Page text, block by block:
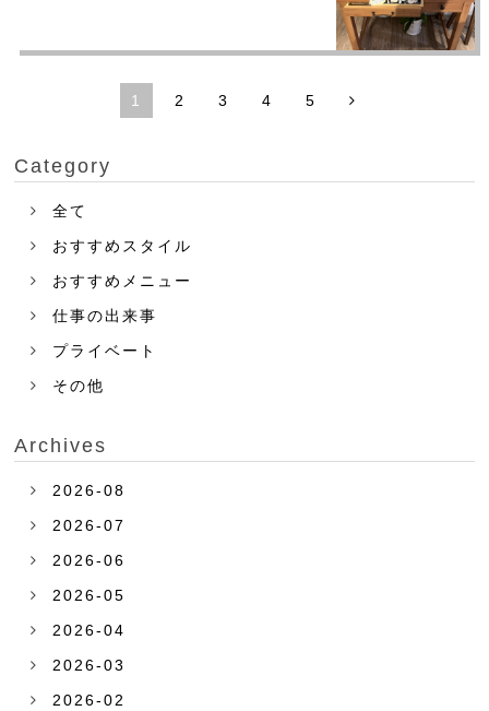
1 2 3 4 5
Category
全て
おすすめスタイル
おすすめメニュー
仕事の出来事
プライベート
その他
Archives
2026-08
2026-07
2026-06
2026-05
2026-04
2026-03
2026-02